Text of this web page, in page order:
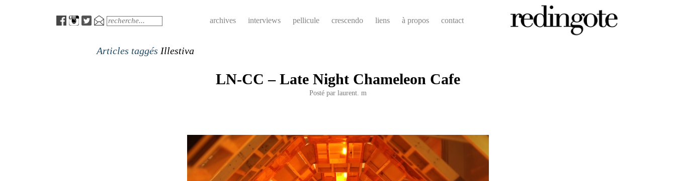
MenuSearch archives interviews pellicule crescendo liens à propos contact
Articles taggés Illestiva
LN-CC – Late Night Chameleon Cafe
Posté par laurent. m